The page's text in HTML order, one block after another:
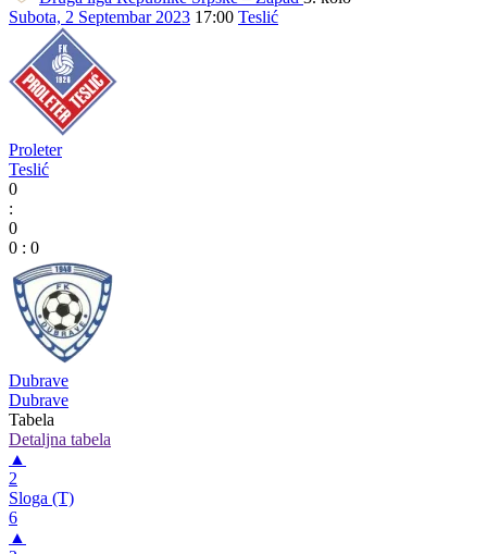
Subota, 2 Septembar 2023 17:00 Teslić
Proleter
Teslić
0
:
0
0 : 0
Dubrave
Dubrave
Tabela
Detaljna tabela
▲
2
Sloga (T)
6
▲